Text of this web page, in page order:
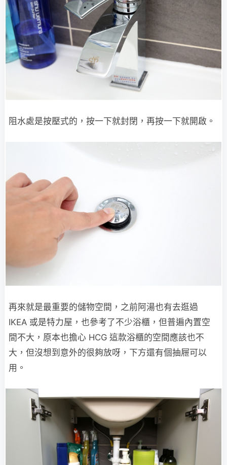
阻水處是按壓式的，按一下就封閉，再按一下就開啟。
再來就是最重要的儲物空間，之前阿湯也有去逛過
IKEA 或是特力屋，也參考了不少浴櫃，但普遍內置空
間不大，原本也擔心 HCG 這款浴櫃的空間應該也不
大，但沒想到意外的很夠放呀，下方還有個抽屜可以
用。